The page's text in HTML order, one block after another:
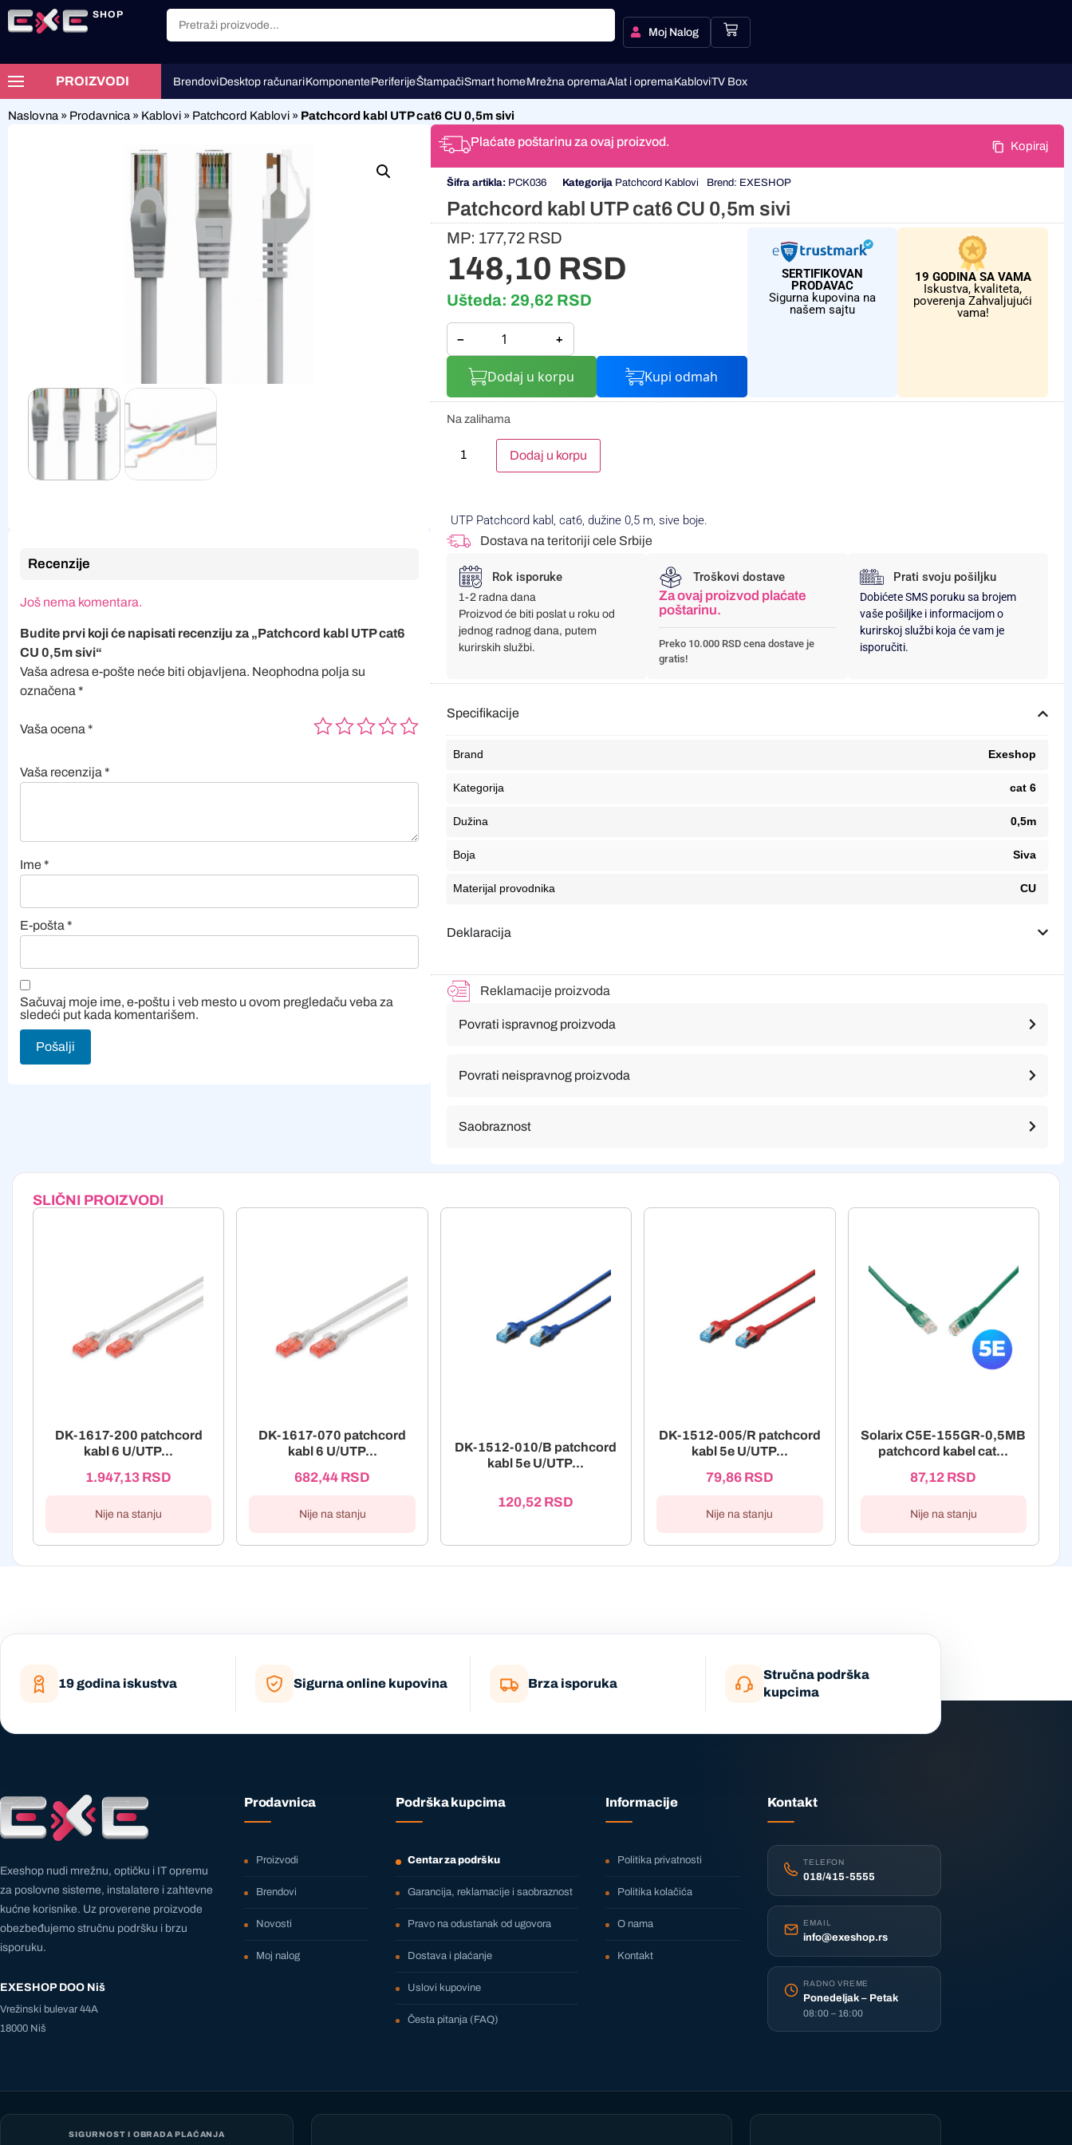
SHOP
Moj Nalog
PROIZVODI BrendoviDesktop računariKomponentePeriferijeŠtampačiSmart homeMrežna opremaAlat i opremaKabloviTV Box
Naslovna » Prodavnica » Kablovi » Patchcord Kablovi » Patchcord kabl UTP cat6 CU 0,5m sivi
Recenzije
Još nema komentara.
Budite prvi koji će napisati recenziju za „Patchcord kabl UTP cat6
CU 0,5m sivi“
Vaša adresa e-pošte neće biti objavljena. Neophodna polja su
označena *
Vaša ocena *
Vaša recenzija *
Ime*
E-pošta *
Sačuvaj moje ime, e-poštu i veb mesto u ovom pregledaču veba za
sledeći put kada komentarišem.
Plaćate poštarinu za ovaj proizvod. Kopiraj
Šifra artikla: PCK036 Kategorija Patchcord Kablovi Brend: EXESHOP
Patchcord kabl UTP cat6 CU 0,5m sivi
MP: 177,72 RSD
148,10 RSD
Ušteda: 29,62 RSD
− +
Dodaj u korpu Kupi odmah
SERTIFIKOVAN
PRODAVAC
Sigurna kupovina na
našem sajtu
19 GODINA SA VAMA
Iskustva, kvaliteta,
poverenja Zahvaljujući
vama!
Na zalihama
Dodaj u korpu
UTP Patchcord kabl, cat6, dužine 0,5 m, sive boje.
Dostava na teritoriji cele Srbije
Rok isporuke
1-2 radna dana
Proizvod će biti poslat u roku od
jednog radnog dana, putem
kurirskih službi.
Troškovi dostave
Za ovaj proizvod plaćate
poštarinu.
Preko 10.000 RSD cena dostave je
gratis!
Prati svoju pošiljku
Dobićete SMS poruku sa brojem
vaše pošiljke i informacijom o
kurirskoj službi koja će vam je
isporučiti.
Specifikacije
Brand Exeshop
Kategorija cat 6
Dužina 0,5m
Boja Siva
Materijal provodnika CU
Deklaracija
Reklamacije proizvoda
Povrati ispravnog proizvoda
Povrati neispravnog proizvoda
Saobraznost
SLIČNI PROIZVODI
DK-1617-200 patchcord
kabl 6 U/UTP...
1.947,13 RSD
Nije na stanju
DK-1617-070 patchcord
kabl 6 U/UTP...
682,44 RSD
Nije na stanju
DK-1512-010/B patchcord
kabl 5e U/UTP...
120,52 RSD
DK-1512-005/R patchcord
kabl 5e U/UTP...
79,86 RSD
Nije na stanju
Solarix C5E-155GR-0,5MB
patchcord kabel cat...
87,12 RSD
Nije na stanju
19 godina iskustva Sigurna online kupovina Brza isporuka
Stručna podrška
kupcima
Exeshop nudi mrežnu, optičku i IT opremu
za poslovne sisteme, instalatere i zahtevne
kućne korisnike. Uz proverene proizvode
obezbeđujemo stručnu podršku i brzu
isporuku.
EXESHOP DOO Niš
Vrežinski bulevar 44A
18000 Niš
Prodavnica
Proizvodi
Brendovi
Novosti
Moj nalog
Podrška kupcima
Centar za podršku
Garancija, reklamacije i saobraznost
Pravo na odustanak od ugovora
Dostava i plaćanje
Uslovi kupovine
Česta pitanja (FAQ)
Informacije
Politika privatnosti
Politika kolačića
O nama
Kontakt
Kontakt
TELEFON
018/415-5555
EMAIL
info@exeshop.rs
RADNO VREME
Ponedeljak – Petak
08:00 – 16:00
SIGURNOST I OBRADA PLAĆANJA